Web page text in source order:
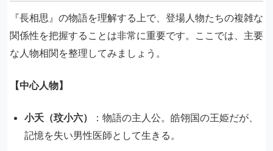
『長相思』の物語を理解する上で、登場人物たちの複雑な
関係性を把握することは非常に重要です。ここでは、主要
な人物相関を整理してみましょう。
【中心人物】
小夭（玟小六）
：物語の主人公。皓翎国の王姫だが、
記憶を失い男性医師として生きる。